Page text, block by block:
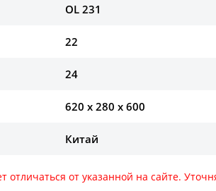
OL 231
22
24
620 х 280 х 600
Китай
от указанной на сайте.